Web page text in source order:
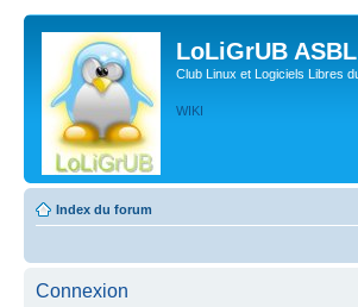
LoLiGrUB ASBL
Club Linux et Logiciels Libres
WIKI
Index du forum
Connexion